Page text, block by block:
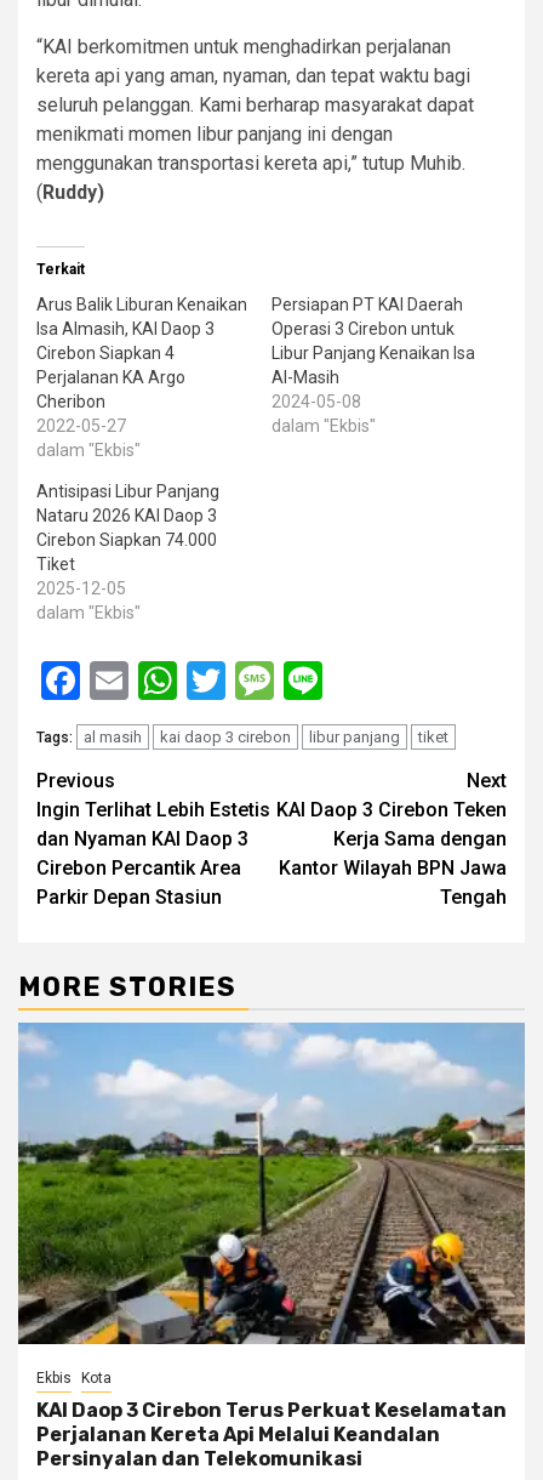
“KAI berkomitmen untuk menghadirkan perjalanan
kereta api yang aman, nyaman, dan tepat waktu bagi
seluruh pelanggan. Kami berharap masyarakat dapat
menikmati momen libur panjang ini dengan
menggunakan transportasi kereta api,” tutup Muhib.
(Ruddy)
Terkait
Arus Balik Liburan Kenaikan
Isa Almasih, KAI Daop 3
Cirebon Siapkan 4
Perjalanan KA Argo
Cheribon
2022-05-27
dalam "Ekbis"
Persiapan PT KAI Daerah
Operasi 3 Cirebon untuk
Libur Panjang Kenaikan Isa
Al-Masih
2024-05-08
dalam "Ekbis"
Antisipasi Libur Panjang
Nataru 2026 KAI Daop 3
Cirebon Siapkan 74.000
Tiket
2025-12-05
dalam "Ekbis"
Facebook
EmailWhatsApp
TwitterMessage
Tags: al masih kai daop 3 cirebon libur panjang tiket
Post
navigation
Previous
Ingin Terlihat Lebih Estetis
dan Nyaman KAI Daop 3
Cirebon Percantik Area
Parkir Depan Stasiun
Next
KAI Daop 3 Cirebon Teken
Kerja Sama dengan
Kantor Wilayah BPN Jawa
Tengah
MORE STORIES
Ekbis Kota
KAI Daop 3 Cirebon Terus Perkuat Keselamatan
Perjalanan Kereta Api Melalui Keandalan
Persinyalan dan Telekomunikasi